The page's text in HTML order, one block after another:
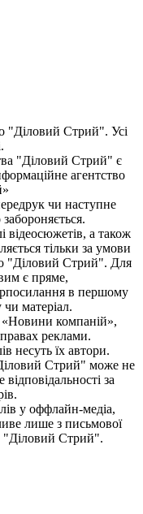
"Діловий Стрий". Усі
"Діловий Стрий" є
агентство
чи наступне
відеосюжетів, а також
тільки за умови
"Діловий Стрий". Для
є пряме,
в першому
матеріал.
«Новини компаній»,
реклами.
несуть їх автори.
Стрий" може не
за
у оффлайн-медіа,
лише з письмової
"Діловий Стрий".